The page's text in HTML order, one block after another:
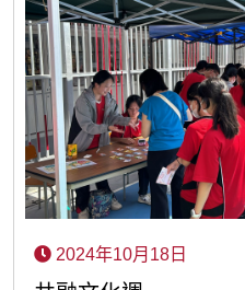
2024年10月18日